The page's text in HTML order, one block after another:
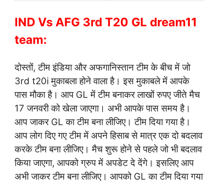
IND Vs AFG 3rd T20 GL dream11
team:
दोस्तों, टीम इंडिया और अफगानिस्तान टीम के बीच में जो
3rd t20i मुकाबला होने वाला है। इस मुकाबले में आपके
पास मौका है। आप GL में टीम बनाकर लाखों रुपए जीते मैच
17 जनवरी को खेला जाएगा। अभी आपके पास समय है।
आप जाकर GL का टीम बना लीजिए। टीम दिया गया है।
आप लोग दिए गए टीम में अपने हिसाब से मात्र एक दो बदलाव
करके टीम बना लीजिए। मैच शुरू होने से पहले जो भी बदलाव
किया जाएगा, आपको ग्रुप में अपडेट दे देंगे। इसलिए आप
अभी जाकर टीम बना लीजिए। आपको GL का टीम दिया गया